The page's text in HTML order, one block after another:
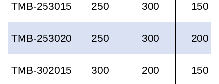
TMB-253015 250 300 150
TMB-253020 250 300 200
TMB-302015 300 200 150